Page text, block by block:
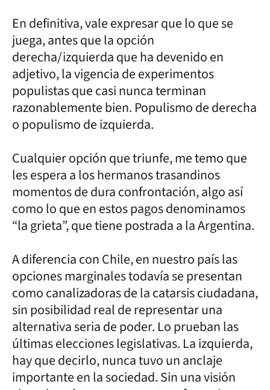
En definitiva, vale expresar que lo que se
juega, antes que la opción
derecha/izquierda que ha devenido en
adjetivo, la vigencia de experimentos
populistas que casi nunca terminan
razonablemente bien. Populismo de derecha
o populismo de izquierda.
Cualquier opción que triunfe, me temo que
les espera a los hermanos trasandinos
momentos de dura confrontación, algo así
como lo que en estos pagos denominamos
“la grieta”, que tiene postrada a la Argentina.
A diferencia con Chile, en nuestro país las
opciones marginales todavía se presentan
como canalizadoras de la catarsis ciudadana,
sin posibilidad real de representar una
alternativa seria de poder. Lo prueban las
últimas elecciones legislativas. La izquierda,
hay que decirlo, nunca tuvo un anclaje
importante en la sociedad. Sin una visión